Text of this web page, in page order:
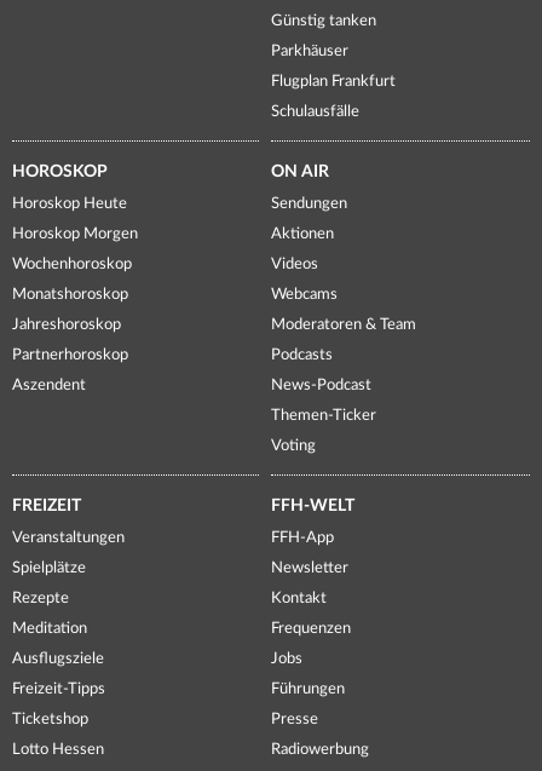
Günstig tanken
Parkhäuser
Flugplan Frankfurt
Schulausfälle
HOROSKOP
Horoskop Heute
Horoskop Morgen
Wochenhoroskop
Monatshoroskop
Jahreshoroskop
Partnerhoroskop
Aszendent
ON AIR
Sendungen
Aktionen
Videos
Webcams
Moderatoren & Team
Podcasts
News-Podcast
Themen-Ticker
Voting
FREIZEIT
Veranstaltungen
Spielplätze
Rezepte
Meditation
Ausflugsziele
Freizeit-Tipps
Ticketshop
Lotto Hessen
FFH-WELT
FFH-App
Newsletter
Kontakt
Frequenzen
Jobs
Führungen
Presse
Radiowerbung